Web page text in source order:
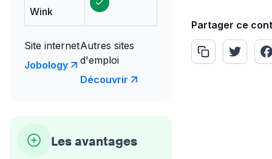
Wink
Site internet
Jobology
Autres sites
d'emploi
Découvrir
Les avantages
Partager ce